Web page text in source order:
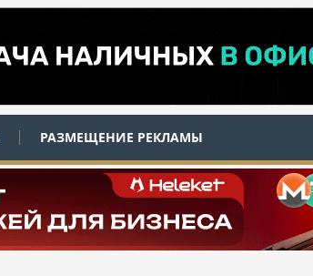
РАЗМЕЩЕНИЕ РЕКЛАМЫ